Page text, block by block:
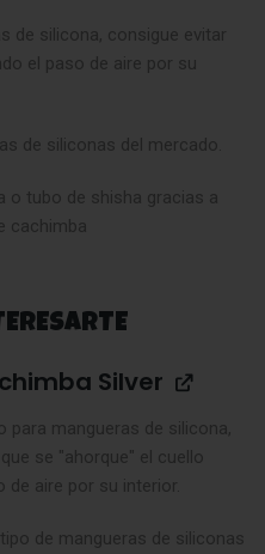
de silicona, consigue evitar
el paso de aire por su
de siliconas del mercado.
o tubo de shisha gracias a
cachimba
Silver
para mangueras de silicona,
se "ahorque" el cuello
de aire por su interior.
de mangueras de siliconas